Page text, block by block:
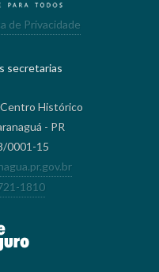
de Privacidade
secretarias
Centro Histórico
- PR
0001-15
1810